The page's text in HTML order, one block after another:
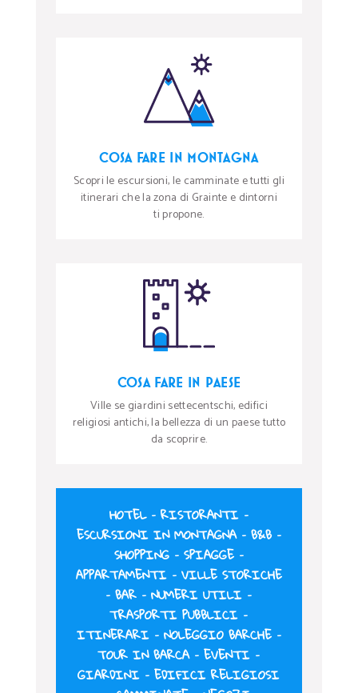
COSA FARE IN MONTAGNA
Scopri le escursioni, le camminate e tutti gli
itinerari che la zona di Grainte e dintorni
ti propone.
COSA FARE IN PAESE
Ville se giardini settecentschi, edifici
religiosi antichi, la bellezza di un paese tutto
da scoprire.
HOTEL– RISTORANTI–
ESCURSIONI IN MONTAGNA– B&B–
SHOPPING– SPIAGGE–
APPARTAMENTI– VILLE STORICHE
–BAR –NUMERI UTILI –
TRASPORTI PUBBLICI –
ITINERARI– NOLEGGIO BARCHE–
TOUR IN BARCA–EVENTI –
GIARDINI –EDIFICI RELIGIOSI